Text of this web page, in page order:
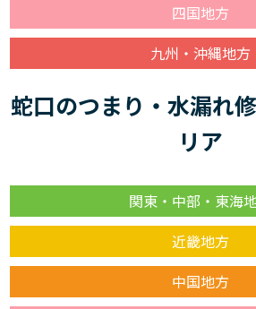
四国地方
九州・沖縄地方
蛇口のつまり・水漏れ
リア
関東・中部・東海
近畿地方
中国地方